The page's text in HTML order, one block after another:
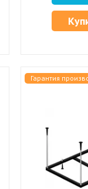
Гарантия